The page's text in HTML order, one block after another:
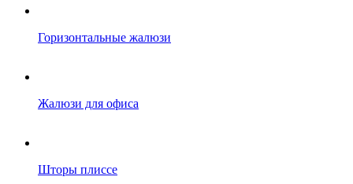
Горизонтальные жалюзи
Жалюзи для офиса
Шторы плиссе